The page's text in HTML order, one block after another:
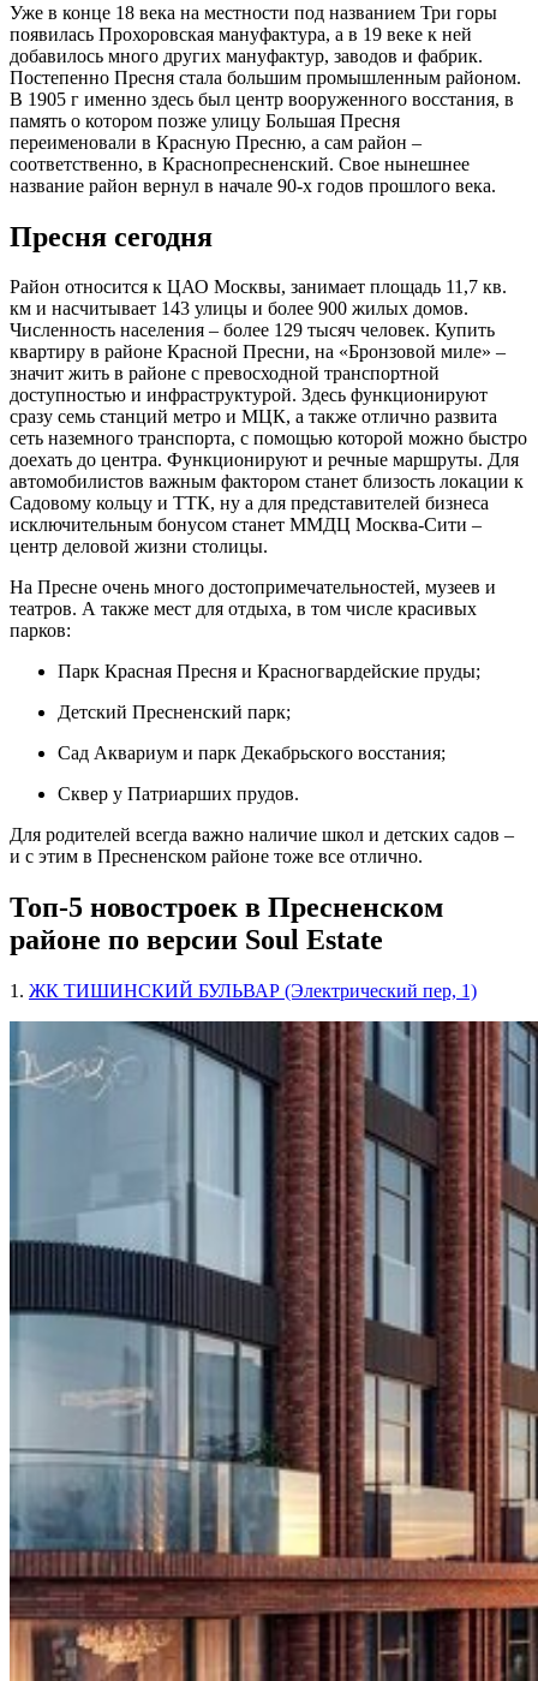
Уже в конце 18 века на местности под названием Три горы
появилась Прохоровская мануфактура, а в 19 веке к ней
добавилось много других мануфактур, заводов и фабрик.
Постепенно Пресня стала большим промышленным районом.
В 1905 г именно здесь был центр вооруженного восстания, в
память о котором позже улицу Большая Пресня
переименовали в Красную Пресню, а сам район –
соответственно, в Краснопресненский. Свое нынешнее
название район вернул в начале 90-х годов прошлого века.
Пресня сегодня
Район относится к ЦАО Москвы, занимает площадь 11,7 кв.
км и насчитывает 143 улицы и более 900 жилых домов.
Численность населения – более 129 тысяч человек. Купить
квартиру в районе Красной Пресни, на «Бронзовой миле» –
значит жить в районе с превосходной транспортной
доступностью и инфраструктурой. Здесь функционируют
сразу семь станций метро и МЦК, а также отлично развита
сеть наземного транспорта, с помощью которой можно быстро
доехать до центра. Функционируют и речные маршруты. Для
автомобилистов важным фактором станет близость локации к
Садовому кольцу и ТТК, ну а для представителей бизнеса
исключительным бонусом станет ММДЦ Москва-Сити –
центр деловой жизни столицы.
На Пресне очень много достопримечательностей, музеев и
театров. А также мест для отдыха, в том числе красивых
парков:
Парк Красная Пресня и Красногвардейские пруды;
Детский Пресненский парк;
Сад Аквариум и парк Декабрьского восстания;
Сквер у Патриарших прудов.
Для родителей всегда важно наличие школ и детских садов –
и с этим в Пресненском районе тоже все отлично.
Топ-5 новостроек в Пресненском
районе по версии Soul Estate
1. ЖК ТИШИНСКИЙ БУЛЬВАР (Электрический пер, 1)